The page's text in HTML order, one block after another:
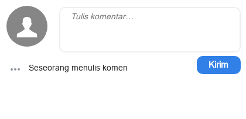
Kirim
Seseorang menulis komen